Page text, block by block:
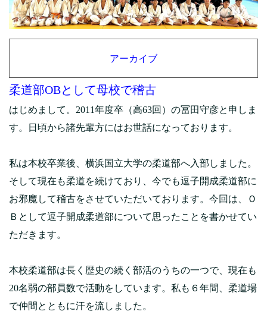
アーカイブ
柔道部OBとして母校で稽古
はじめまして。2011年度卒（高63回）の冨田守彦と申しま
す。日頃から諸先輩方にはお世話になっております。
私は本校卒業後、横浜国立大学の柔道部へ入部しました。
そして現在も柔道を続けており、今でも逗子開成柔道部に
お邪魔して稽古をさせていただいております。今回は、Ｏ
Ｂとして逗子開成柔道部について思ったことを書かせてい
ただきます。
本校柔道部は長く歴史の続く部活のうちの一つで、現在も
20名弱の部員数で活動をしています。私も６年間、柔道場
で仲間とともに汗を流しました。